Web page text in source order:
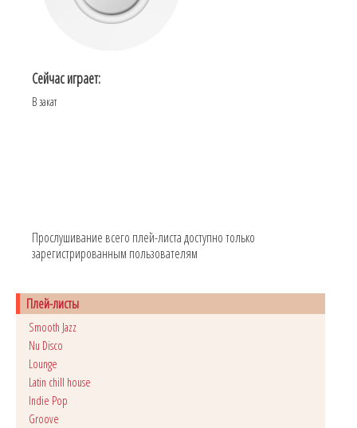
Сейчас играет:
В закат
Прослушивание всего плей-листа доступно только
зарегистрированным пользователям
Плей-листы
Smooth Jazz
Nu Disco
Lounge
Latin chill house
Indie Pop
Groove